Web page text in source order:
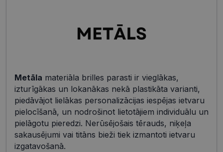
Metāla materiāla brilles parasti ir vieglākas,
izturīgākas un lokanākas nekā plastikāta varianti,
piedāvājot lielākas personalizācijas iespējas ietvaru
pielocīšanā, un nodrošinot lietotājiem individuālu un
pielāgotu pieredzi. Nerūsējošais tērauds, niķeļa
sakausējumi vai titāns bieži tiek izmantoti ietvaru
izgatavošanā.